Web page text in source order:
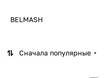
BELMASH
Сначала популярные
банка